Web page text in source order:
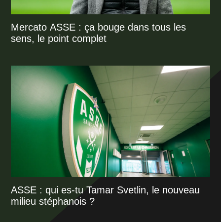
Mercato ASSE : ça bouge dans tous les
sens, le point complet
ASSE : qui es-tu Tamar Svetlin, le nouveau
milieu stéphanois ?